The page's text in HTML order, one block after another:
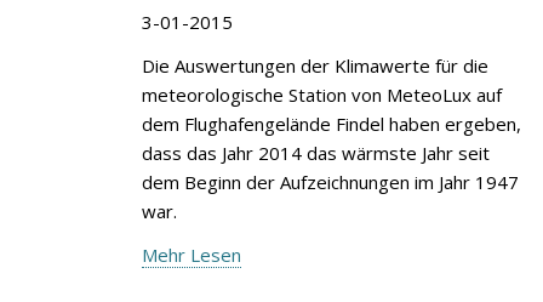
3-01-2015
Die Auswertungen der Klimawerte für die
meteorologische Station von MeteoLux auf
dem Flughafengelände Findel haben ergeben,
dass das Jahr 2014 das wärmste Jahr seit
dem Beginn der Aufzeichnungen im Jahr 1947
war.
Mehr Lesen